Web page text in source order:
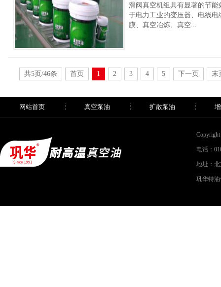
滑阀真空机组具有显著的节
于电力工业的变压器、电线
膜、真空冶炼、真空...
共5页/46条 首页 1 2 3 4 5 下一页 末
网站首页 真空泵油 扩散泵油
电话：
地址：
巩华特